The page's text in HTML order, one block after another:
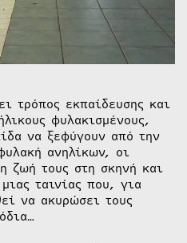
τρόπος εκπαίδευσης και
φυλακισμένους,
να ξεφύγουν από την
ανηλίκων, οι
ζωή τους στη σκηνή και
ταινίας που, για
να ακυρώσει τους